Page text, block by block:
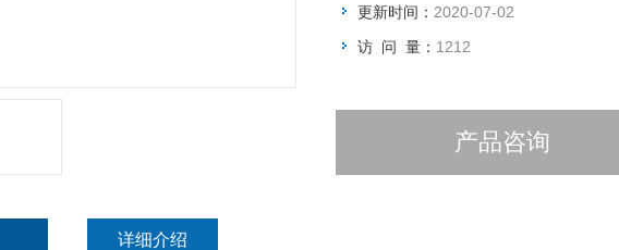
更新时间： 2020-07-02
访 问 量： 1212
产品咨询
详细介绍